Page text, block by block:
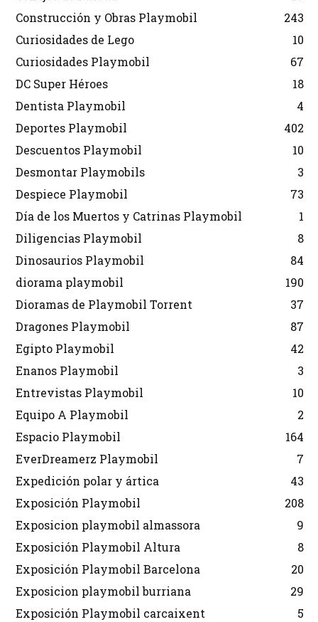
Construcción y Obras Playmobil
243
Curiosidades de Lego
10
Curiosidades Playmobil
67
DC Super Héroes
18
Dentista Playmobil
4
Deportes Playmobil
402
Descuentos Playmobil
10
Desmontar Playmobils
3
Despiece Playmobil
73
Día de los Muertos y Catrinas Playmobil
1
Diligencias Playmobil
8
Dinosaurios Playmobil
84
diorama playmobil
190
Dioramas de Playmobil Torrent
37
Dragones Playmobil
87
Egipto Playmobil
42
Enanos Playmobil
3
Entrevistas Playmobil
10
Equipo A Playmobil
2
Espacio Playmobil
164
EverDreamerz Playmobil
7
Expedición polar y ártica
43
Exposición Playmobil
208
Exposicion playmobil almassora
9
Exposición Playmobil Altura
8
Exposición Playmobil Barcelona
20
Exposicion playmobil burriana
29
Exposición Playmobil carcaixent
5